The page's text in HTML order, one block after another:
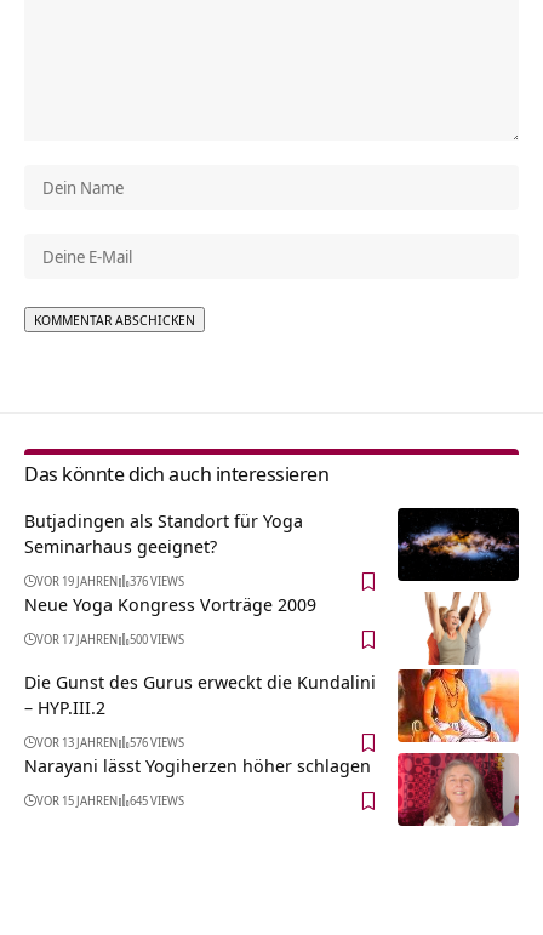
Das könnte dich auch interessieren
Butjadingen als Standort für Yoga
Seminarhaus geeignet?
VOR 19 JAHREN 376 VIEWS
Neue Yoga Kongress Vorträge 2009
VOR 17 JAHREN 500 VIEWS
Die Gunst des Gurus erweckt die Kundalini
– HYP.III.2
VOR 13 JAHREN 576 VIEWS
Narayani lässt Yogiherzen höher schlagen
VOR 15 JAHREN 645 VIEWS